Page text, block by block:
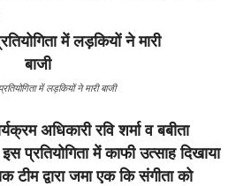
में लड़कियों ने मारी बाजी
अधिकारी रवि शर्मा व बबीता
प्रतियोगिता में काफी उत्साह दिखाया
टीम द्वारा जमा एक कि संगीता को